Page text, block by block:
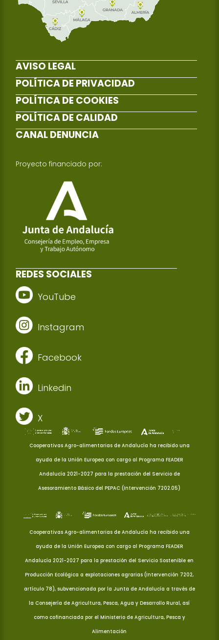
AVISO LEGAL
POLÍTICA DE PRIVACIDAD
POLÍTICA DE COOKIES
POLÍTICA DE CALIDAD
CANAL DENUNCIA
Proyecto financiado por:
REDES SOCIALES
YouTube
Instagram
Facebook
Linkedin
X
Cooperativas Agro-alimentarias de Andalucía ha recibido una
ayuda de la Unión Europea con cargo al Programa FEADER
Andalucía 2021-2027 para la prestación del Servicio de
Asesoramiento Básico del PEPAC (Intervención 7202.05)
Cooperativas Agro-alimentarias de Andalucía ha recibido una
ayuda de la Unión Europea con cargo al Programa FEADER
Andalucía 2021-2027 para la prestación del Servicio Sostenible en
Producción Ecológica a explotaciones agrarias (Intervención 7202,
artículo 78), subvencionada por la Junta de Andalucía a través de
la Consejería de Agricultura, Pesca, Agua y Desarrollo Rural, así
como cofinanciada por el Ministerio de Agricultura, Pesca y
Alimentación